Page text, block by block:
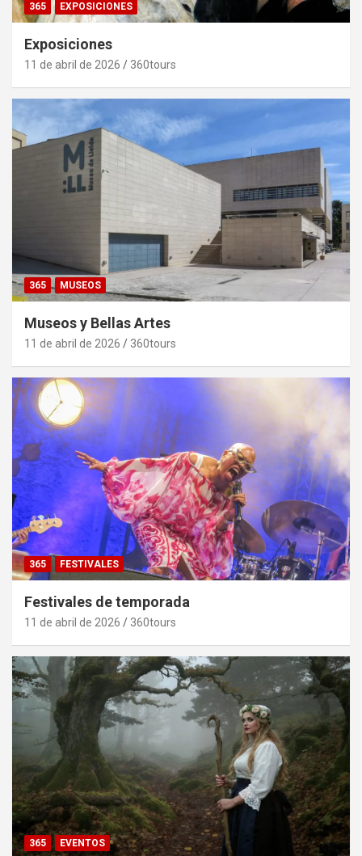
365 EXPOSICIONES
Exposiciones
11 de abril de 2026 360tours
365 MUSEOS
Museos y Bellas Artes
11 de abril de 2026 360tours
365 FESTIVALES
Festivales de temporada
11 de abril de 2026 360tours
365 EVENTOS